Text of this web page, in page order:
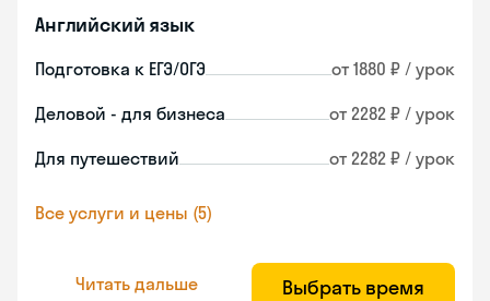
Английский язык
Подготовка к ЕГЭ/ОГЭ от 1880 ₽ / урок
Деловой - для бизнеса от 2282 ₽ / урок
Для путешествий от 2282 ₽ / урок
Все услуги и цены (5)
Читать дальше Выбрать время